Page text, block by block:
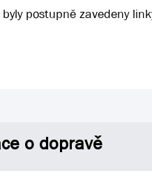
postupně zavedeny
o dopravě